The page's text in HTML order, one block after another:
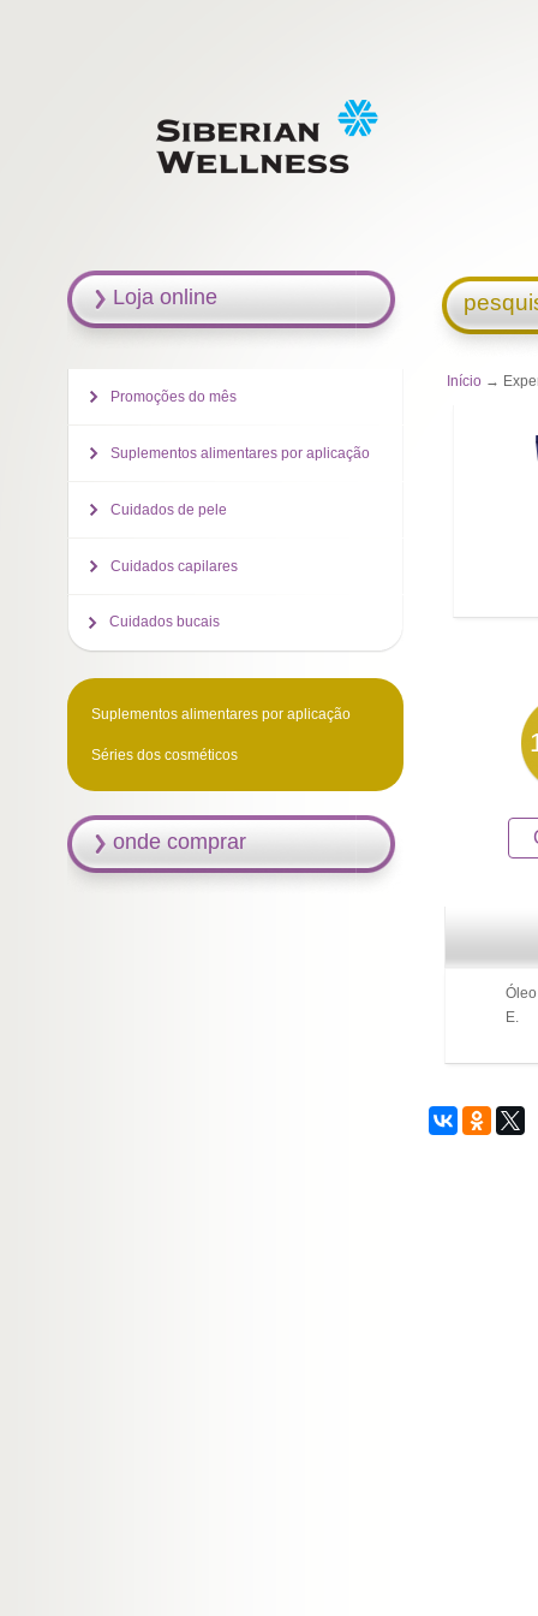
Início →
E.
Loja online
Promoções do mês
Suplementos alimentares por aplicação
Cuidados de pele
Cuidados capilares
Cuidados bucais
Suplementos alimentares por aplicação
Séries dos cosméticos
onde comprar